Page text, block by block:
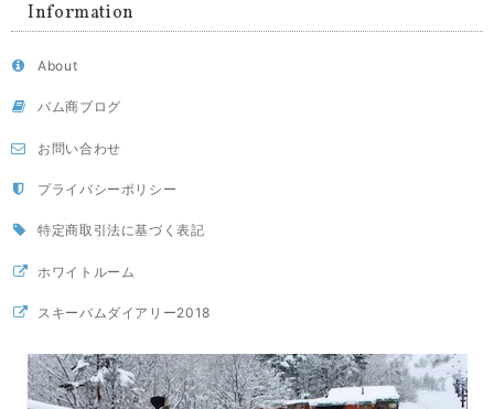
Information
About
バム商ブログ
お問い合わせ
プライバシーポリシー
特定商取引法に基づく表記
ホワイトルーム
スキーバムダイアリー2018